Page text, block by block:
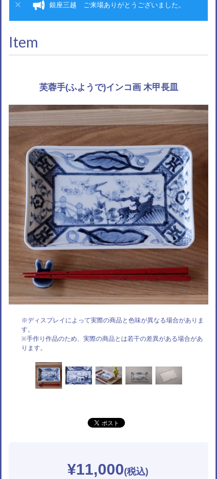
銀座三越 ご来場ありがとうございました。
Item
芙蓉手(ふようで)インコ画 木甲長皿
※ディスプレイによって実際の商品と色味が異なる場合がありま
す。
※手作り作品のため、実際の商品とは若干の差異がある場合があ
ります。
¥11,000